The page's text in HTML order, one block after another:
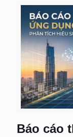
Báo cáo